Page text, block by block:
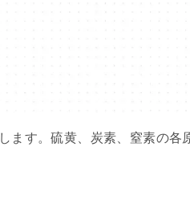
ます。硫黄、炭素、窒素の各